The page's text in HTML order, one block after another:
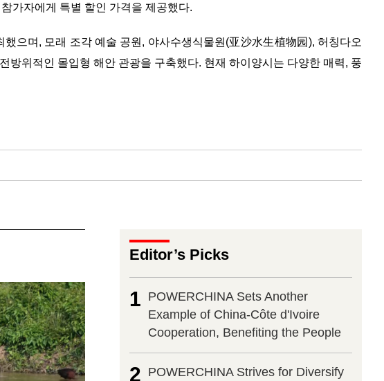
가자에게 특별 할인 가격을 제공했다.
으며, 모래 조각 예술 공원, 야사수생식물원(亚沙水生植物园), 허칭다오
위적인 몰입형 해안 관광을 구축했다. 현재 하이양시는 다양한 매력, 풍
Editor’s Picks
1 POWERCHINA Sets Another
Example of China-Côte d'Ivoire
Cooperation, Benefiting the People
2 POWERCHINA Strives for Diversify